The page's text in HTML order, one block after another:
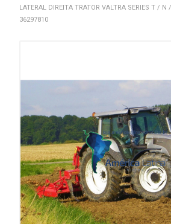
LATERAL DIREITA TRATOR VALTRA SERIES T / N
36297810